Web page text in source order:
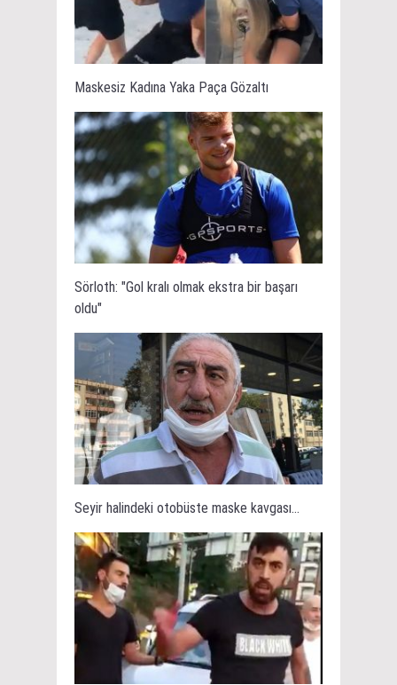
Maskesiz Kadına Yaka Paça Gözaltı
Sörloth: "Gol kralı olmak ekstra bir başarı
oldu"
Seyir halindeki otobüste maske kavgası...